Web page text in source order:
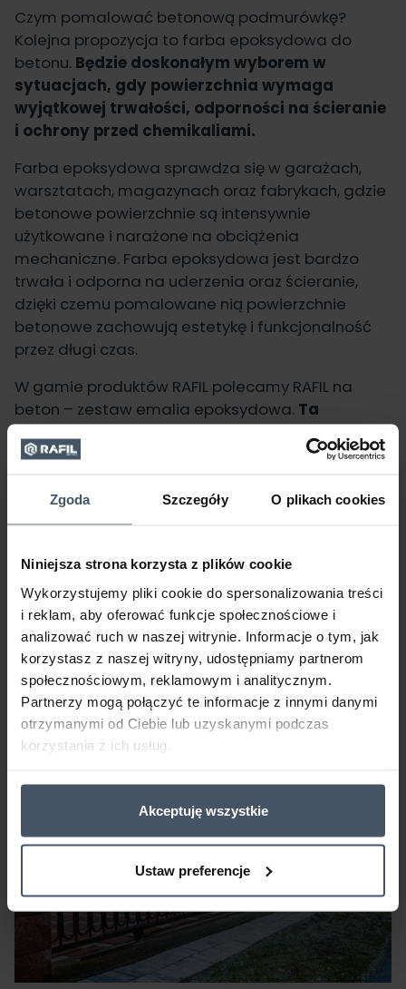
Zgoda Szczegóły O plikach cookies
Niniejsza strona korzysta z plików cookie
Wykorzystujemy pliki cookie do spersonalizowania treści
i reklam, aby oferować funkcje społecznościowe i
analizować ruch w naszej witrynie. Informacje o tym, jak
korzystasz z naszej witryny, udostępniamy partnerom
społecznościowym, reklamowym i analitycznym.
Partnerzy mogą połączyć te informacje z innymi danymi
otrzymanymi od Ciebie lub uzyskanymi podczas
korzystania z ich usług.
Akceptuję wszystkie
Ustaw preferencje
Czym pomalować betonową podmurówkę?
Kolejna propozycja to farba epoksydowa do
betonu. Będzie doskonałym wyborem w
sytuacjach, gdy powierzchnia wymaga
wyjątkowej trwałości, odporności na ścieranie
i ochrony przed chemikaliami.
Farba epoksydowa sprawdza się w garażach,
warsztatach, magazynach oraz fabrykach, gdzie
betonowe powierzchnie są intensywnie
użytkowane i narażone na obciążenia
mechaniczne. Farba epoksydowa jest bardzo
trwała i odporna na uderzenia oraz ścieranie,
dzięki czemu pomalowane nią powierzchnie
betonowe zachowują estetykę i funkcjonalność
przez długi czas.
W gamie produktów RAFIL polecamy RAFIL na
beton – zestaw emalia epoksydowa. Ta
dwuskładnikowa emalia przeznaczona jest do
ochronno-dekoracyjnego malowania
antypoślizgową, trwałą i elastyczną powłokę,
odporną na ścieranie i uderzenia.
Zabezpiecza powierzchnie betonowe przed
działaniem wody, środków myjąco-odkażających
i wybranych substancji chemicznych. Stosowana
na zewnątrz zapewnia podwyższoną ochronę
przed zmiennymi warunkami atmosferycznymi w
zestawie z produktemRAFIL Na Beton Lakier
poliuretanowy